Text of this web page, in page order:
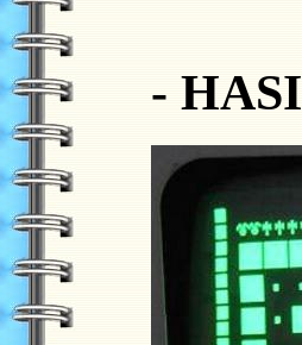
- HASI